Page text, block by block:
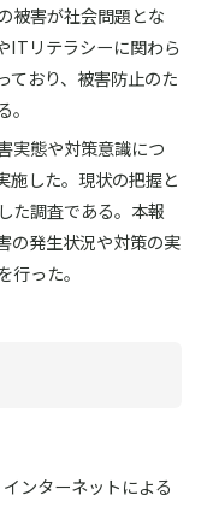
被害が社会問題とな
ITリテラシーに関わら
ており、被害防止のた
実態や対策意識につ
施した。現状の把握と
た調査である。本報
の発生状況や対策の実
った。
ンターネットによる